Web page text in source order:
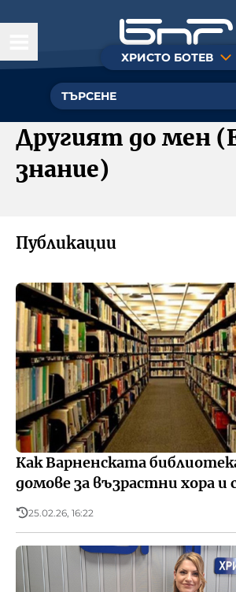
ХРИСТО БОТЕВ
Днес
Култура
Музика
Познание
Радиотеатър
БНР
Архивен фонд на БНР
Другият до мен
знание)
Публикации
Как Варненската
домове за възрастни хора и
25.02.26, 16:22